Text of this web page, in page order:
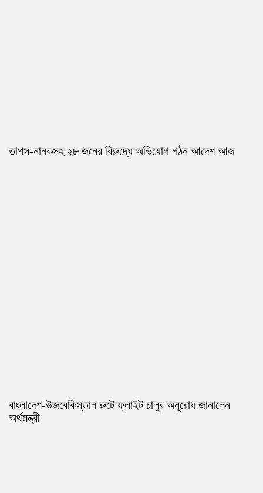
তাপস-নানকসহ ২৮ জনের বিরুদ্ধে অভিযোগ গঠন আদেশ আজ
বাংলাদেশ-উজবেকিস্তান রুটে ফ্লাইট চালুর অনুরোধ জানালেন
অর্থমন্ত্রী